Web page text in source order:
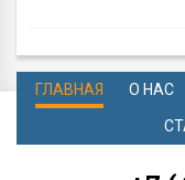
ГЛАВНАЯ О НАС